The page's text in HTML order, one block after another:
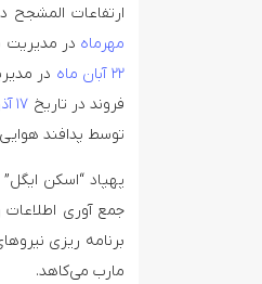
ارتفاعات المشجح
مهرماه در مدیریت
۲۲ آبان ماه
در
فروند در تاریخ ۱۷ آذر ماه
توسط پدافند هوایی
جمع آوری اطلاعات
برنامه ریزی
مارب می‌کاهد.